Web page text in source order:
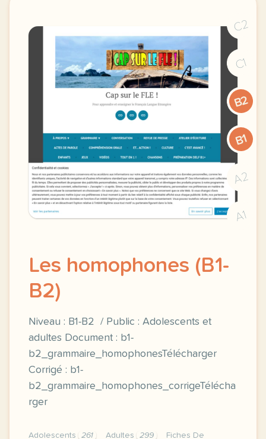
C2
C1
B2
B1
A2
A1
Les homophones (B1-
B2)
Niveau : B1-B2 / Public : Adolescents et
adultes Document : b1-
b2_grammaire_homophonesTélécharger
Corrigé : b1-
b2_grammaire_homophones_corrigeTélécha
rger
Adolescents 261 Adultes 299 Fiches De